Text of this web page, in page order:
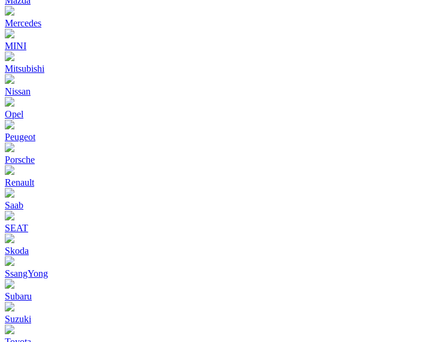
Mercedes
MINI
Mitsubishi
Nissan
Opel
Peugeot
Porsche
Renault
Saab
SEAT
Skoda
SsangYong
Subaru
Suzuki